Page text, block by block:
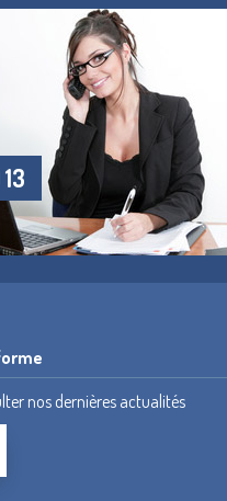
nos dernières actualités